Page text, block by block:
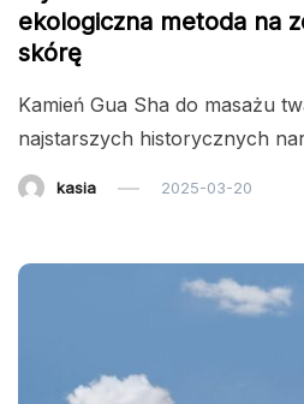
ekologiczna metoda na
skórę
Kamień Gua Sha do masażu
najstarszych historycznych
kasia 2025-03-20